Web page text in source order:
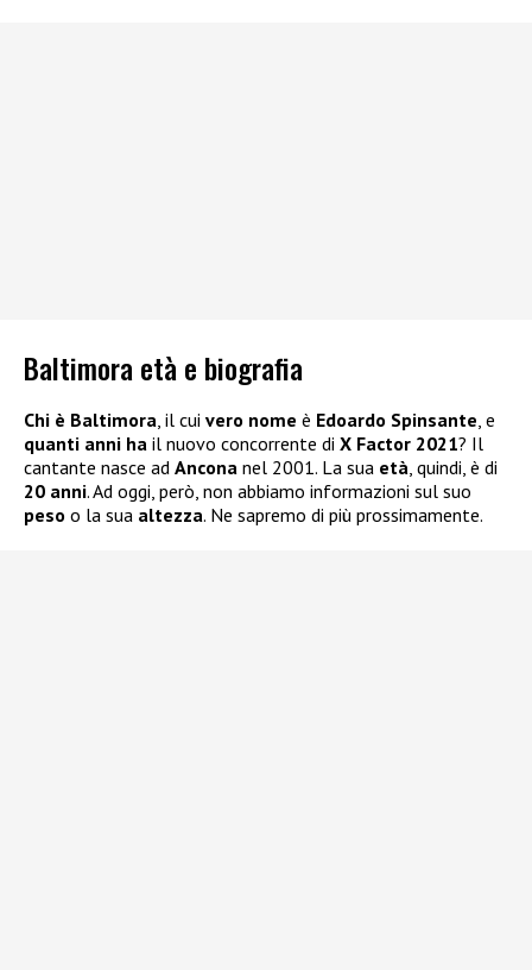
Baltimora età e biografia
Chi è Baltimora, il cui vero nome è Edoardo Spinsante, e
quanti anni ha il nuovo concorrente di X Factor 2021? Il
cantante nasce ad Ancona nel 2001. La sua età, quindi, è di
20 anni. Ad oggi, però, non abbiamo informazioni sul suo
peso o la sua altezza. Ne sapremo di più prossimamente.